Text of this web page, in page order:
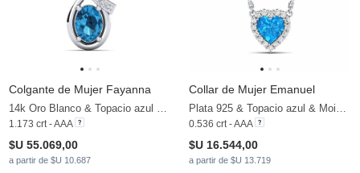
Colgante de Mujer Fayanna
14k Oro Blanco & Topacio azul & Moissanita
1.173 crt - AAA
$U 55.069,00
a partir de $U 10.687
Collar de Mujer Emanuel
Plata 925 & Topacio azul & Moissanita
0.536 crt - AAA
$U 16.544,00
a partir de $U 13.719